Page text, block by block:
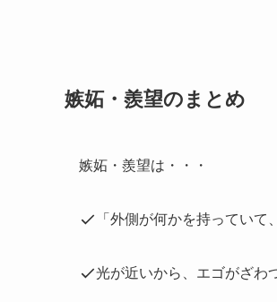
嫉妬・羨望のまとめ
嫉妬・羨望は・・・
「外側が何かを持ってい
光が近いから、エゴがざわ